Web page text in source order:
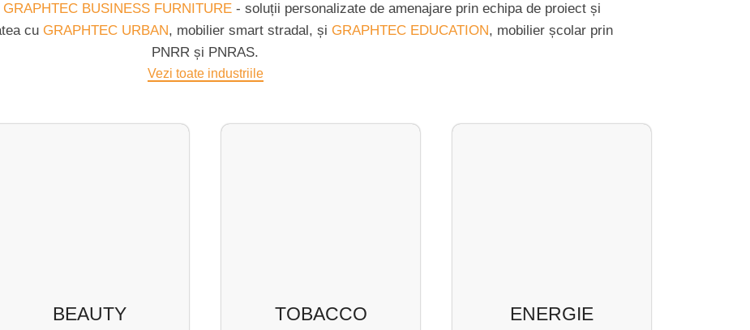
GRAPHTEC BUSINESS FURNITURE - soluții personalizate de amenajare prin echipa de proiect și
cu GRAPHTEC URBAN, mobilier smart stradal, și GRAPHTEC EDUCATION, mobilier școlar prin
PNRR și PNRAS.
Vezi toate industriile
BEAUTY TOBACCO ENERGIE